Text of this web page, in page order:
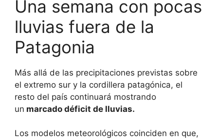
Una semana con pocas
lluvias fuera de la
Patagonia
Más allá de las precipitaciones previstas sobre
el extremo sur y la cordillera patagónica, el
resto del país continuará mostrando
un marcado déficit de lluvias.
Los modelos meteorológicos coinciden en que,